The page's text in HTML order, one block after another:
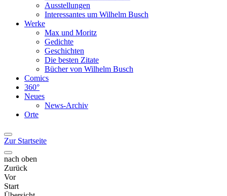
Ausstellungen
Interessantes um Wilhelm Busch
Werke
Max und Moritz
Gedichte
Geschichten
Die besten Zitate
Bücher von Wilhelm Busch
Comics
360°
Neues
News-Archiv
Orte
Zur Startseite
nach oben
Zurück
Vor
Start